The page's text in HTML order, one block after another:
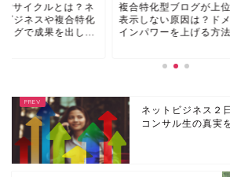
特化型ブログが上位
しない原因は？ドメ
パワーを上げる方法
トの バランスや比率は？
好循環で成長する方法
ネットビジネス２
コンサル生の真実